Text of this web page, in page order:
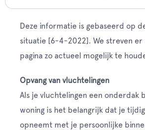
Deze informatie is gebaseerd op
situatie [6-4-2022]. We streven er
pagina zo actueel mogelijk te
Opvang van vluchtelingen
Als je vluchtelingen een onderdak
woning is het belangrijk dat je tij
opneemt met je persoonlijke